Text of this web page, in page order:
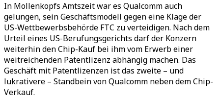
In Mollenkopfs Amtszeit war es Qualcomm auch
gelungen, sein Geschäftsmodell gegen eine Klage der
US-Wettbewerbsbehörde FTC zu verteidigen. Nach dem
Urteil eines US-Berufungsgerichts darf der Konzern
weiterhin den Chip-Kauf bei ihm vom Erwerb einer
weitreichenden Patentlizenz abhängig machen. Das
Geschäft mit Patentlizenzen ist das zweite – und
lukrativere – Standbein von Qualcomm neben dem Chip-
Verkauf.